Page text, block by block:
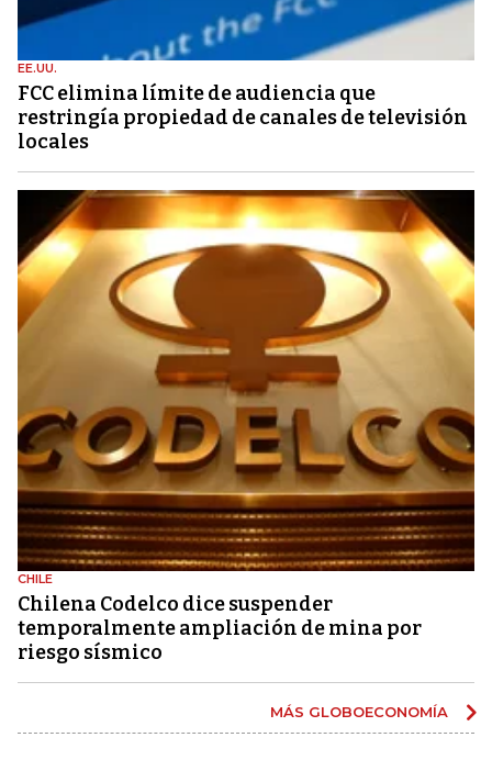
EE.UU.
FCC elimina límite de audiencia que
restringía propiedad de canales de televisión
locales
CHILE
Chilena Codelco dice suspender
temporalmente ampliación de mina por
riesgo sísmico
MÁS GLOBOECONOMÍA